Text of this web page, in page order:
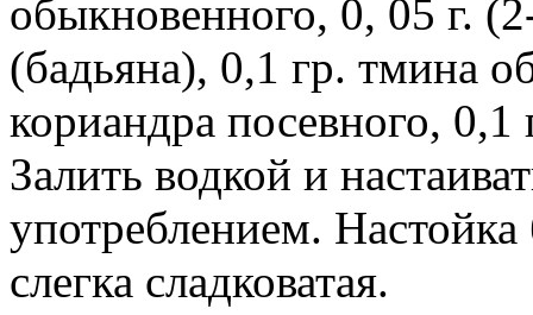
обыкновенного, 0, 05 г.
(бадьяна), 0,1 гр. тмина
кориандра посевного, 0,1
Залить водкой и
употреблением. Настойка
слегка сладковатая.